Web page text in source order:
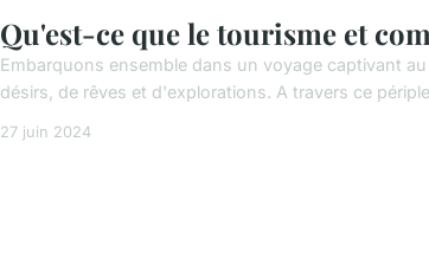
Qu'est-ce que le tourisme et
Embarquons ensemble dans un voyage captivant
désirs, de rêves et d'explorations. A travers ce
27 juin 2024